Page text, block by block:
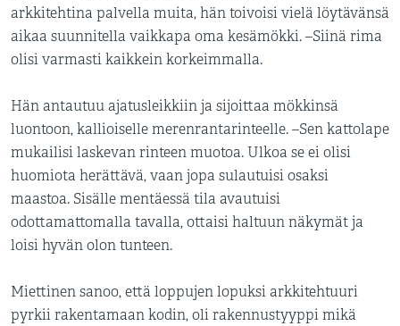
arkkitehtina palvella muita, hän toivoisi vielä löytävänsä
aikaa suunnitella vaikkapa oma kesämökki. –Siinä rima
olisi varmasti kaikkein korkeimmalla.
Hän antautuu ajatusleikkiin ja sijoittaa mökkinsä
luontoon, kallioiselle merenrantarinteelle. –Sen kattolape
mukailisi laskevan rinteen muotoa. Ulkoa se ei olisi
huomiota herättävä, vaan jopa sulautuisi osaksi
maastoa. Sisälle mentäessä tila avautuisi
odottamattomalla tavalla, ottaisi haltuun näkymät ja
loisi hyvän olon tunteen.
Miettinen sanoo, että loppujen lopuksi arkkitehtuuri
pyrkii rakentamaan kodin, oli rakennustyyppi mikä